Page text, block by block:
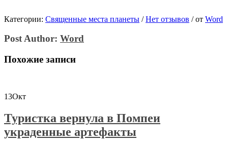
Категории: Священные места планеты / Нет отзывов /от Word
Post Author: Word
Похожие записи
13Окт
Туристка вернула в Помпеи
украденные артефакты